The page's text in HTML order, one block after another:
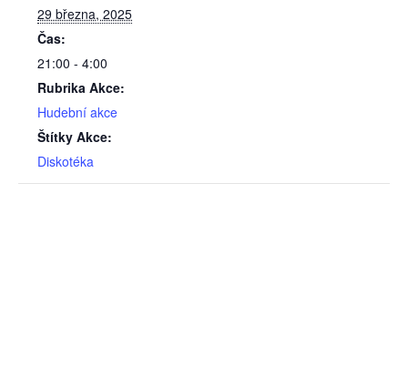
29 března, 2025
Čas:
21:00 - 4:00
Rubrika Akce:
Hudební akce
Štítky Akce:
Diskotéka